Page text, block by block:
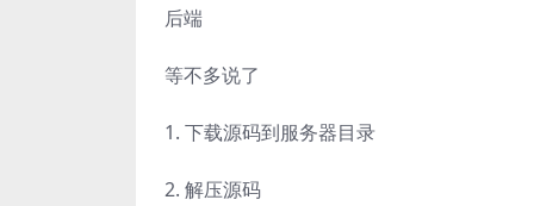
后端
等不多说了
1. 下载源码到服务器目录
2. 解压源码